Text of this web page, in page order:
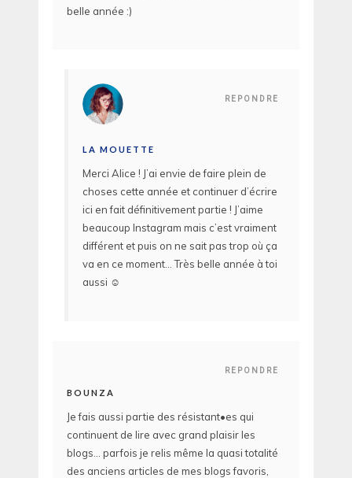
belle année :)
REPONDRE
LA MOUETTE
Merci Alice ! J’ai envie de faire plein de
choses cette année et continuer d’écrire
ici en fait définitivement partie ! J’aime
beaucoup Instagram mais c’est vraiment
différent et puis on ne sait pas trop où ça
va en ce moment… Très belle année à toi
aussi ☺️
REPONDRE
BOUNZA
Je fais aussi partie des résistant•es qui
continuent de lire avec grand plaisir les
blogs… parfois je relis même la quasi totalité
des anciens articles de mes blogs favoris,